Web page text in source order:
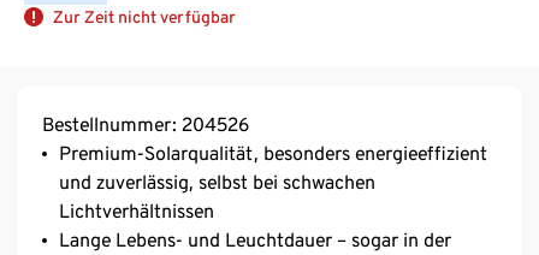
Zur Zeit nicht verfügbar
Bestellnummer: 204526
Premium-Solarqualität, besonders energieeffizient
und zuverlässig, selbst bei schwachen
Lichtverhältnissen
Lange Lebens- und Leuchtdauer – sogar in der